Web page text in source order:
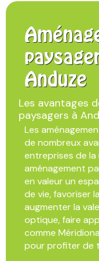
Anduze
Les avantages
paysagers à
Les
de nombreux
entreprises de la
aménagement
en valeur un
de vie, favoriser
augmenter la
optique, faire
comme
pour profiter de